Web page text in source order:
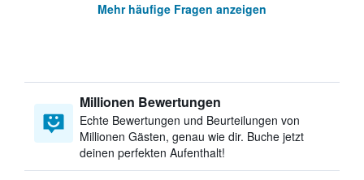
Mehr häufige Fragen anzeigen
Millionen Bewertungen
Echte Bewertungen und Beurteilungen von
Millionen Gästen, genau wie dir. Buche jetzt
deinen perfekten Aufenthalt!